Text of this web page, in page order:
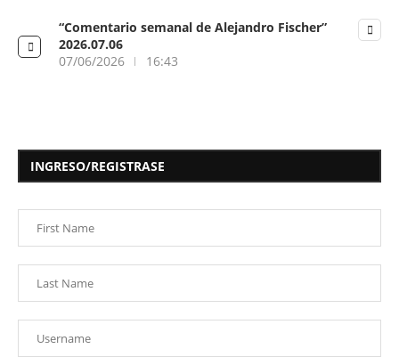
“Comentario semanal de Alejandro Fischer”
2026.07.06
07/06/2026
16:43
INGRESO/REGISTRASE